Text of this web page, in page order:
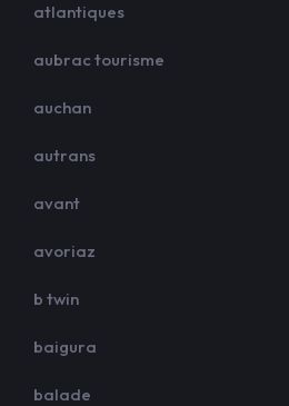
atlantiques
aubrac tourisme
auchan
autrans
avant
avoriaz
b twin
baigura
balade